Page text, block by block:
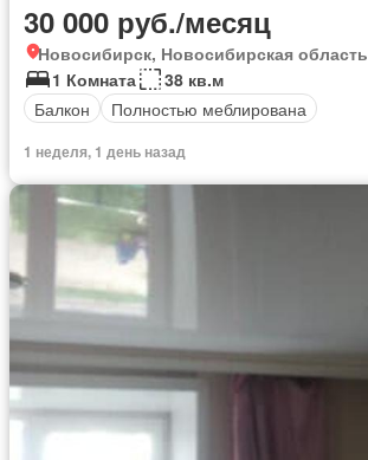
30 000 руб./месяц
Новосибирск, Новосибирская область
1 Комната
38 кв.м
Балкон
Полностью меблирована
1 неделя, 1 день назад